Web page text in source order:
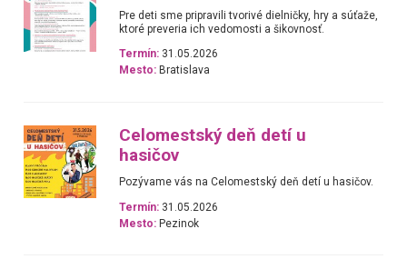
Pre deti sme pripravili tvorivé dielničky, hry a súťaže,
ktoré preveria ich vedomosti a šikovnosť.
Termín: 31.05.2026
Mesto: Bratislava
Celomestský deň detí u
hasičov
Pozývame vás na Celomestský deň detí u hasičov.
Termín: 31.05.2026
Mesto: Pezinok